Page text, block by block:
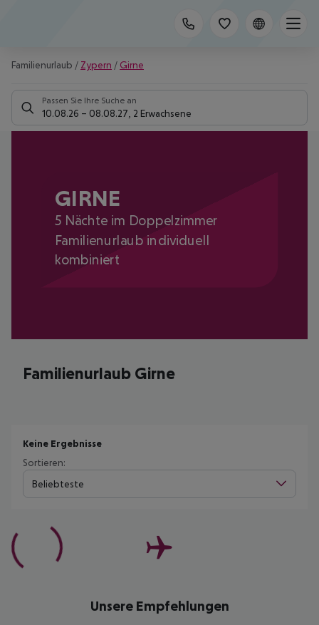
Familienurlaub / Zypern / Girne
Passen Sie Ihre Suche an
10.08.26 – 08.08.27 2 Erwachsene
GIRNE
5 Nächte im Doppelzimmer
Familienurlaub individuell
kombiniert
Familienurlaub Girne
Keine Ergebnisse
Sortieren:
Beliebteste
Unsere Empfehlungen